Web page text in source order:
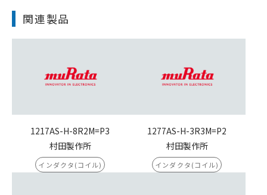
関連製品
1217AS-H-8R2M=P3
村田製作所
インダクタ(コイル)
1277AS-H-3R3M=P2
村田製作所
インダクタ(コイル)